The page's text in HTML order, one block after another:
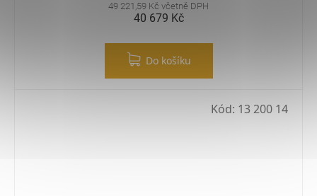
49 221,59 Kč včetně DPH
40 679 Kč
Do košíku
Kód: 13 200 14